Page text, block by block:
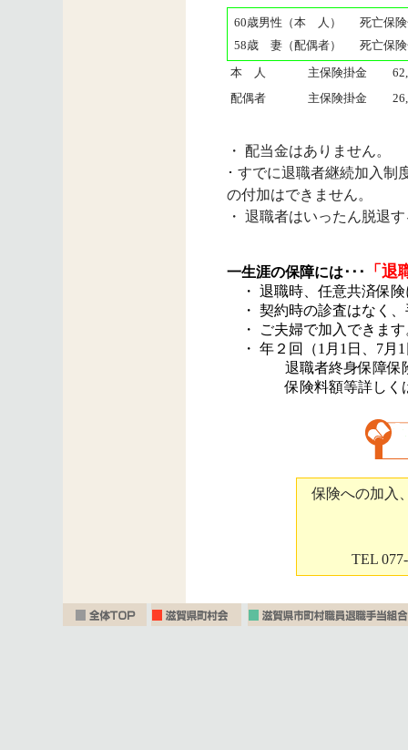
60歳男性（本 人）
死亡保
58歳 妻（配偶者）
死亡保
本 人
主保険掛金
配偶者
主保険掛金
・ 配当金はありません。
･ すでに退職者継続加入制
の付加はできません。
・ 退職者はいったん脱退
一生涯の保障には･･･ 「
・ 退職時、任意共済保険
・ 契約時の診査はなく、
・ ご夫婦で加入できます
・ 年２回（1月1日、7月
退職者終身保障保険
保険料額等詳しくは、
保険への加入
TEL